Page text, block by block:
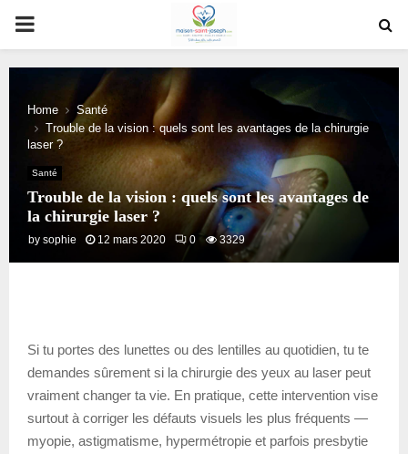
PRIMARY
MENU
Home
Santé
Trouble de la vision : quels sont les avantages de la chirurgie
laser ?
Santé
Trouble de la vision : quels sont les avantages de
la chirurgie laser ?
by sophie 12 mars 2020 0 3329
Si tu portes des lunettes ou des lentilles au quotidien, tu te
demandes sûrement si la chirurgie des yeux au laser peut
vraiment changer ta vie. En pratique, cette intervention vise
surtout à corriger les défauts visuels les plus fréquents —
myopie, astigmatisme, hypermétropie et parfois presbytie